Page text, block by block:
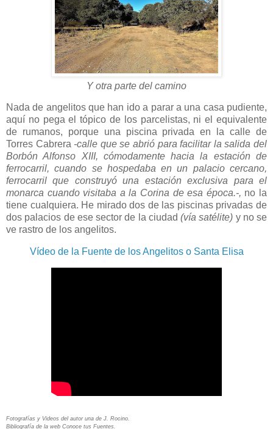
Y otra parte del camino
Nada de angelitos que han ido a parar a una casa pudiente,
aquí no pega el tópico de los parcelistas, ni el equivalente
de rumanos, porque una piscina privada en la calle de
Torres Cabrera -calle que se abrió para facilitar la salida del
Borbón Alfonso XIII, cómodamente hacia la estación de
ferrocarril, cuando se hospedaba en un palacio cercano,
ferrocarril que construyó una estación exclusiva para el
monarca cuando visitaba a la Corina de esa época.-, no la
tiene cualquiera. He mirado dos de las piscinas privadas de
dos palacios de ese sector de la ciudad (vía satélite) y no se
ve rastro de los angelitos.
Vídeo de la Fuente de los Angelitos o Santa Elisa
Fotografías y Videos del autor una de J. Rocino.
Bibliografía de la web Conoce tus Fuentes.